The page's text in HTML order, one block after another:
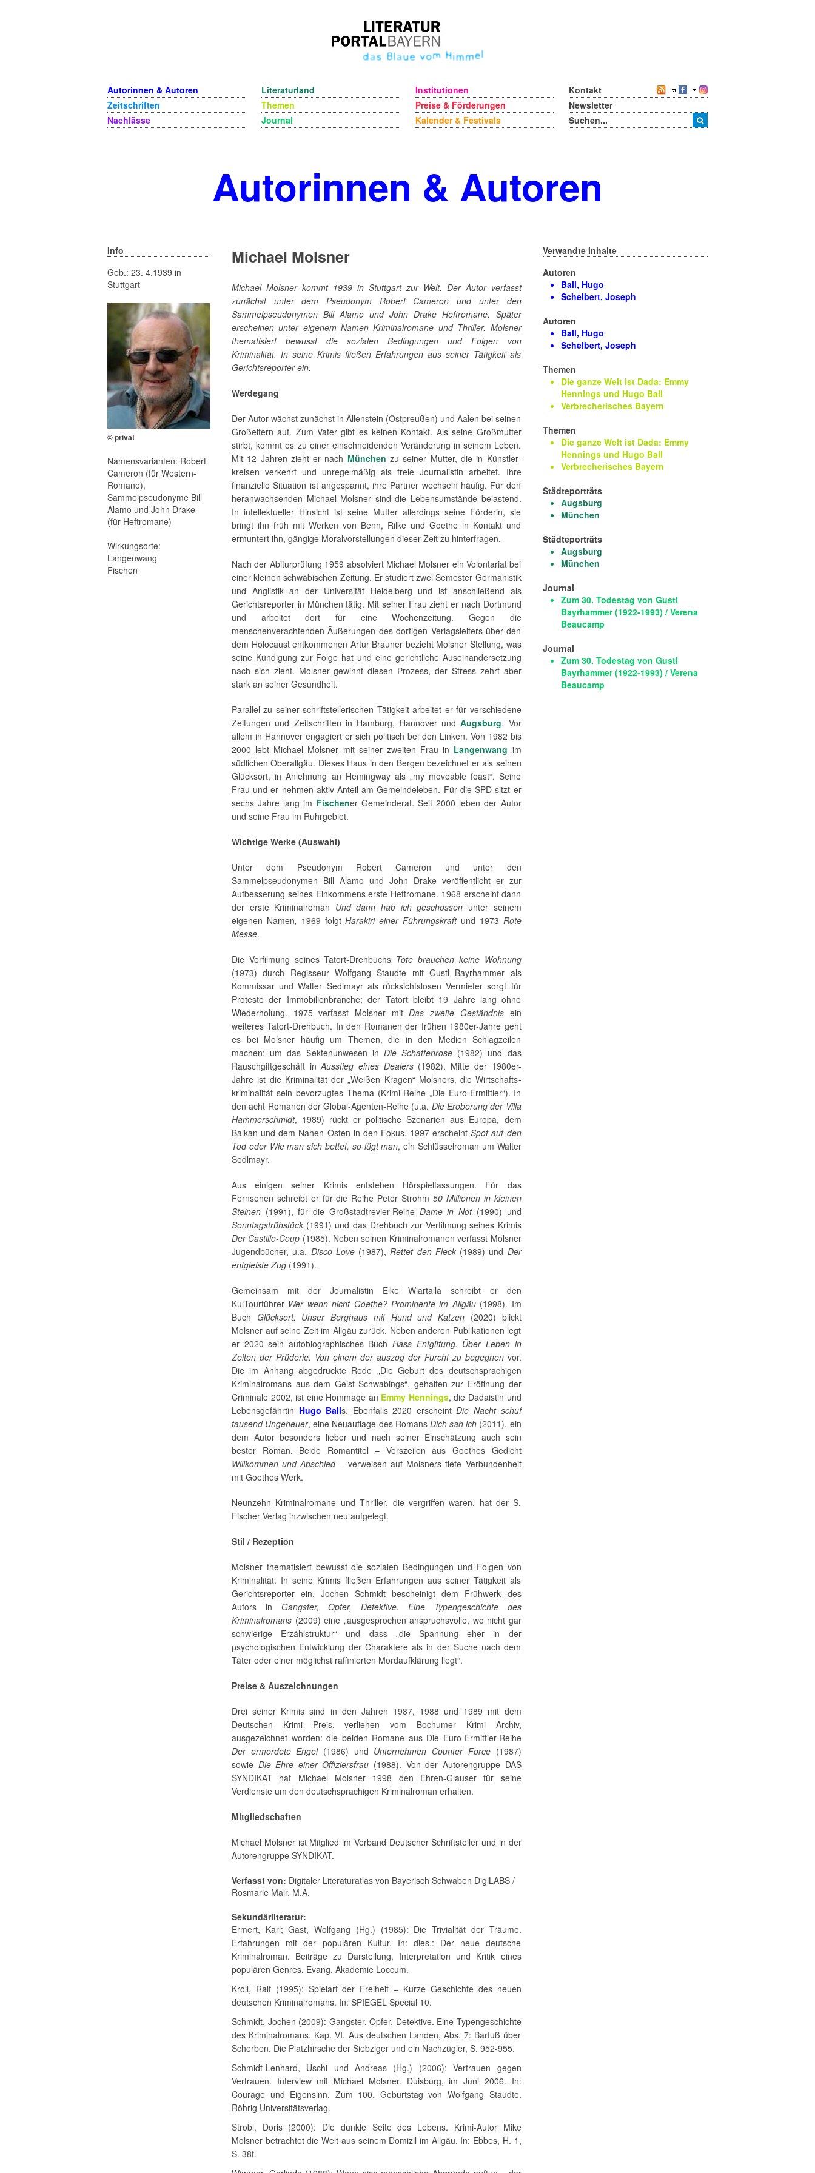
Autorinnen & Autoren
Zeitschriften
Nachlässe
Literaturland
Themen
Journal
Institutionen
Preise & Förderungen
Kalender & Festivals
Kontakt
Newsletter
Autorinnen & Autoren
Info
Geb.: 23. 4.1939 in
Stuttgart
© privat
Namensvarianten: Robert
Cameron (für Western-
Romane),
Sammelpseudonyme Bill
Alamo und John Drake
(für Heftromane)
Wirkungsorte:
Langenwang
Fischen
Michael Molsner
Michael Molsner kommt 1939 in Stuttgart zur Welt. Der Autor verfasst
zunächst unter dem Pseudonym Robert Cameron und unter den
Sammelpseudonymen Bill Alamo und John Drake Heftromane. Später
erscheinen unter eigenem Namen Kriminalromane und Thriller. Molsner
thematisiert bewusst die sozialen Bedingungen und Folgen von
Kriminalität. In seine Krimis fließen Erfahrungen aus seiner Tätigkeit als
Gerichtsreporter ein.
Werdegang
Der Autor wächst zunächst in Allenstein (Ostpreußen) und Aalen bei seinen
Großeltern auf. Zum Vater gibt es keinen Kontakt. Als seine Großmutter
stirbt, kommt es zu einer einschneidenden Veränderung in seinem Leben.
Mit 12 Jahren zieht er nach München zu seiner Mutter, die in Künstler­
kreisen verkehrt und unregelmäßig als freie Journalistin arbeitet. Ihre
finanzielle Situation ist angespannt, ihre Partner wechseln häufig. Für den
heran­wachsen­den Michael Molsner sind die Lebensumstände belastend.
In intellektueller Hinsicht ist seine Mutter allerdings seine Förderin, sie
bringt ihn früh mit Werken von Benn, Rilke und Goethe in Kontakt und
ermuntert ihn, gängige Moralvor­stellungen dieser Zeit zu hinterfragen.
Nach der Abiturprüfung 1959 absolviert Michael Molsner ein Volontariat bei
einer kleinen schwäbischen Zeitung. Er studiert zwei Semester Germanistik
und Anglistik an der Universität Heidelberg und ist anschließend als
Gerichtsreporter in München tätig. Mit seiner Frau zieht er nach Dortmund
und arbeitet dort für eine Wochenzeitung. Gegen die
menschenverachtenden Äuße­rungen des dortigen Verlagsleiters über den
dem Holocaust entkommenen Artur Brauner bezieht Molsner Stellung, was
seine Kündigung zur Folge hat und eine gerichtliche Auseinandersetzung
nach sich zieht. Molsner gewinnt diesen Prozess, der Stress zehrt aber
stark an seiner Gesundheit.
Parallel zu seiner schriftstellerischen Tätigkeit arbeitet er für verschiedene
Zeitungen und Zeit­schriften in Hamburg, Hannover undAugsburg. Vor
allem in Hannover engagiert er sich politisch bei den Linken. Von 1982 bis
2000 lebt Michael Molsner mit seiner zweiten Frau in Langenwang im
südlichen Oberallgäu. Dieses Haus in den Bergen bezeichnet er als seinen
Glücksort, in Anlehnung an Hemingway als „my moveable feast“. Seine
Frau und er nehmen aktiv Anteil am Gemeindeleben. Für die SPD sitzt er
sechs Jahre lang im Fischener Gemeinderat. Seit 2000 leben der Autor
und seine Frau im Ruhrgebiet.
Wichtige Werke (Auswahl)
Unter dem Pseudonym Robert Cameron und unter den
Sammelpseudonymen Bill Alamo und John Drake veröffentlicht er zur
Aufbesserung seines Einkommens erste Heftromane. 1968 erscheint dann
der erste Kriminalroman Und dann hab ich geschossen unter seinem
eigenen Namen, 1969 folgtHarakiri einer Führungskraftund 1973 Rote
Messe.
Die Verfilmung seines Tatort-Drehbuchs Tote brauchen keine Wohnung
(1973) durch Regisseur Wolfgang Staudte mit Gustl Bayrhammer als
Kommissar und Walter Sedlmayr als rücksichtslosen Vermieter sorgt für
Proteste der Immobilienbranche; der Tatort bleibt 19 Jahre lang ohne
Wiederholung. 1975 verfasst Molsner mitDas zweite Geständnisein
weiteres Tatort-Drehbuch. In den Romanen der frühen 1980er-Jahre geht
es bei Molsner häufig um Themen, die in den Medien Schlagzeilen
machen: um das Sektenunwesen in Die Schattenrose (1982) und das
Rauschgift­geschäft inAusstieg eines Dealers(1982). Mitte der 1980er-
Jahre ist die Kriminalität der „Weißen Kragen“ Molsners, die Wirtschafts­
kriminalität sein bevorzugtes Thema (Krimi-Reihe „Die Euro-Ermittler“). In
den acht Romanen der Global-Agenten-Reihe (u.a. Die Eroberung der Villa
Hammerschmidt, 1989) rückt er politische Szenarien aus Europa, dem
Balkan und dem Nahen Osten in den Fokus. 1997 erscheintSpot auf den
Tod oder Wie man sich bettet, so lügt man, ein Schlüsselroman um Walter
Sedlmayr.
Aus einigen seiner Krimis entstehen Hörspielfassungen. Für das
Fernsehen schreibt er für die Reihe Peter Strohm 50 Millionen in kleinen
Steinen (1991), für die Großstadtrevier-Reihe Dame in Not(1990) und
Sonntagsfrühstück (1991) und das Drehbuch zur Verfilmung seines Krimis
Der Castillo-Coup (1985). Neben seinen Kriminalromanen verfasst Molsner
Jugendbücher, u.a. Disco Love(1987),Rettet den Fleck(1989) und Der
entgleiste Zug (1991).
Gemeinsam mit der Journalistin Elke Wiartalla schreibt er den
KulTourführer Wer wenn nicht Goethe? Prominente im Allgäu(1998). Im
Buch Glücksort: Unser Berghaus mit Hund und Katzen (2020) blickt
Molsner auf seine Zeit im Allgäu zurück. Neben anderen Publikationen legt
er 2020 sein autobio­graphisches BuchHass Entgiftung. Über Leben in
Zeiten der Prüderie. Von einem der auszog der Furcht zu begegnenvor.
Die im Anhang abgedruckte Rede „Die Geburt des deutschsprachigen
Kriminalromans aus dem Geist Schwabings“, gehalten zur Eröffnung der
Criminale 2002, ist eine Hommage an Emmy Hennings, die Dadaistin und
Lebensgefährtin Hugo Balls. Ebenfalls 2020 erscheintDie Nacht schuf
tausend Ungeheuer, eine Neuauflage des Romans Dich sah ich (2011), ein
dem Autor besonders lieber und nach seiner Einschätzung auch sein
bester Roman. Beide Romantitel – Verszeilen aus Goethes Gedicht
Willkommen und Abschied– verweisen auf Molsners tiefe Verbundenheit
mit Goethes Werk.
Neunzehn Kriminalromane und Thriller, die vergriffen waren, hat der S.
Fischer Verlag inzwischen neu aufgelegt.
Stil / Rezeption
Molsner thematisiert bewusst die sozialen Bedingungen und Folgen von
Kriminalität. In seine Krimis fließen Erfahrungen aus seiner Tätigkeit als
Gerichtsreporter ein. Jochen Schmidt bescheinigt dem Frühwerk des
Autors in Gangster, Opfer, Detektive. Eine Typengeschichte des
Kriminalromans (2009) eine „ausgesprochen anspruchsvolle, wo nicht gar
schwierige Erzählstruktur“ und dass „die Spannung eher in der
psychologischen Entwicklung der Charaktere als in der Suche nach dem
Täter oder einer möglichst raffinierten Mordaufklärung liegt“.
Preise & Auszeichnungen
Drei seiner Krimis sind in den Jahren 1987, 1988 und 1989 mit dem
Deutschen Krimi Preis, verliehen vom Bochumer Krimi Archiv,
ausgezeichnet worden: die beiden Romane aus Die Euro-Ermittler-Reihe
Der ermordete Engel(1986) und Unternehmen Counter Force(1987)
sowie Die Ehre einer Offiziersfrau (1988). Von der Autorengruppe DAS
SYNDIKAT hat Michael Molsner 1998 den Ehren-Glauser für seine
Verdienste um den deutschsprachigen Kriminalroman erhalten.
Mitgliedschaften
Michael Molsner ist Mitglied im Verband Deutscher Schriftsteller und in der
Autorengruppe SYNDIKAT.
Verfasst von: Digitaler Literaturatlas von Bayerisch Schwaben DigiLABS /
Rosmarie Mair, M.A.
Sekundärliteratur:
Ermert, Karl; Gast, Wolfgang (Hg.) (1985): Die Trivialität der Träume.
Erfahrungen mit der populären Kultur. In: dies.: Der neue deutsche
Kriminalroman. Beiträge zu Darstellung, Interpretation und Kritik eines
populären Genres, Evang. Akademie Loccum.
Kroll, Ralf (1995): Spielart der Freiheit – Kurze Geschichte des neuen
deutschen Kriminalromans. In: SPIEGEL Special 10.
Schmidt, Jochen (2009): Gangster, Opfer, Detektive. Eine Typengeschichte
des Kriminalromans. Kap. VI. Aus deutschen Landen, Abs. 7: Barfuß über
Scherben. Die Platzhirsche der Siebziger und ein Nachzügler, S. 952-955.
Schmidt-Lenhard, Uschi und Andreas (Hg.) (2006): Vertrauen gegen
Vertrauen. Interview mit Michael Molsner. Duisburg, im Juni 2006. In:
Courage und Eigensinn. Zum 100. Geburtstag von Wolfgang Staudte.
Röhrig Universitätsverlag.
Strobl, Doris (2000): Die dunkle Seite des Lebens. Krimi-Autor Mike
Molsner betrachtet die Welt aus seinem Domizil im Allgäu. In: Ebbes, H. 1,
S. 38f.
Verwandte Inhalte
Autoren
Ball, Hugo
Schelbert, Joseph
Autoren
Ball, Hugo
Schelbert, Joseph
Themen
Die ganze Welt ist Dada: Emmy
Hennings und Hugo Ball
Verbrecherisches Bayern
Themen
Die ganze Welt ist Dada: Emmy
Hennings und Hugo Ball
Verbrecherisches Bayern
Städteporträts
Augsburg
München
Städteporträts
Augsburg
München
Journal
Zum 30. Todestag von Gustl
Bayrhammer (1922-1993) / Verena
Beaucamp
Journal
Zum 30. Todestag von Gustl
Bayrhammer (1922-1993) / Verena
Beaucamp